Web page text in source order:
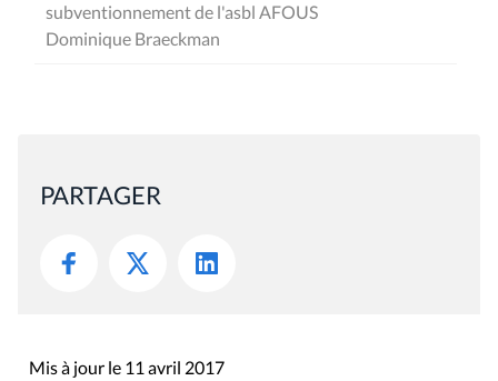
subventionnement de l'asbl AFOUS
Dominique Braeckman
PARTAGER
Mis à jour le 11 avril 2017